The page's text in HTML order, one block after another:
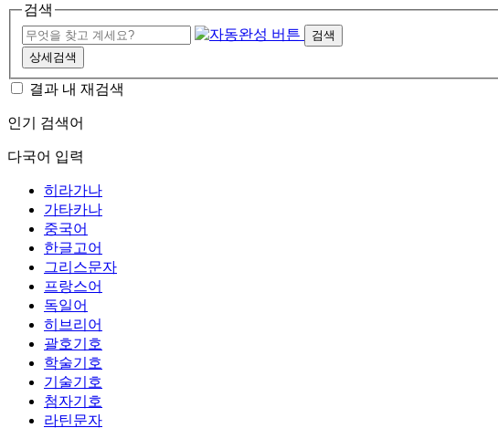
검색
검색
상세검색
결과 내 재검색
인기 검색어
다국어 입력
히라가나
가타카나
중국어
한글고어
그리스문자
프랑스어
독일어
히브리어
괄호기호
학술기호
기술기호
첨자기호
라틴문자